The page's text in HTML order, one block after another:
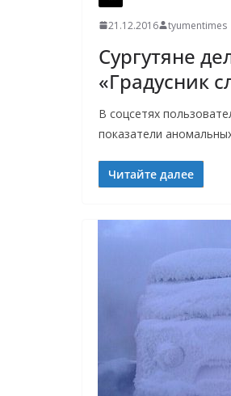
21.12.2016 tyumentimes
Сургутяне
«Градусник
В соцсетях
показатели
Читайте далее